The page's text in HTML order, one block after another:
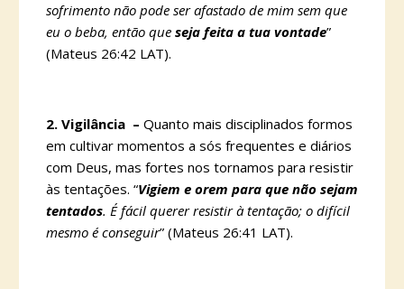
sofrimento não pode ser afastado de mim sem que
eu o beba, então que seja feita a tua vontade”
(Mateus 26:42 LAT).
2. Vigilância – Quanto mais disciplinados formos
em cultivar momentos a sós frequentes e diários
com Deus, mas fortes nos tornamos para resistir
às tentações. “Vigiem e orem para que não sejam
tentados. É fácil querer resistir à tentação; o difícil
mesmo é conseguir” (Mateus 26:41 LAT).